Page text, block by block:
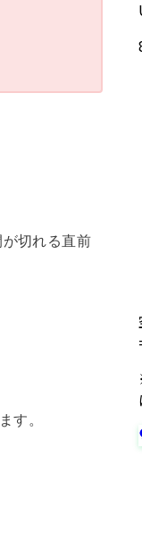
切れる直前
す。